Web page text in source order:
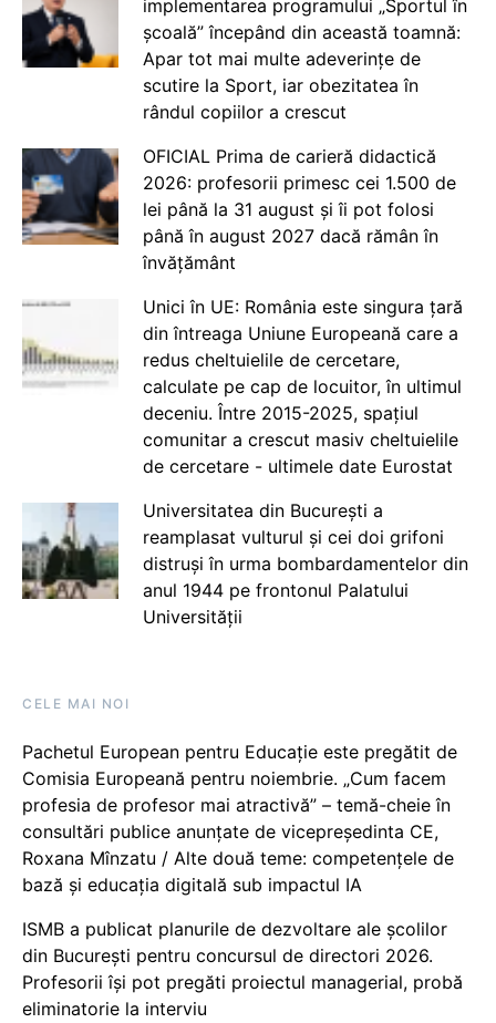
implementarea programului „Sportul în
școală” începând din această toamnă:
Apar tot mai multe adeverințe de
scutire la Sport, iar obezitatea în
rândul copiilor a crescut
OFICIAL Prima de carieră didactică
2026: profesorii primesc cei 1.500 de
lei până la 31 august și îi pot folosi
până în august 2027 dacă rămân în
învățământ
Unici în UE: România este singura țară
din întreaga Uniune Europeană care a
redus cheltuielile de cercetare,
calculate pe cap de locuitor, în ultimul
deceniu. Între 2015-2025, spațiul
comunitar a crescut masiv cheltuielile
de cercetare - ultimele date Eurostat
Universitatea din București a
reamplasat vulturul și cei doi grifoni
distruși în urma bombardamentelor din
anul 1944 pe frontonul Palatului
Universității
CELE MAI NOI
Pachetul European pentru Educație este pregătit de
Comisia Europeană pentru noiembrie. „Cum facem
profesia de profesor mai atractivă” – temă-cheie în
consultări publice anunțate de vicepreședinta CE,
Roxana Mînzatu / Alte două teme: competențele de
bază și educația digitală sub impactul IA
ISMB a publicat planurile de dezvoltare ale școlilor
din București pentru concursul de directori 2026.
Profesorii își pot pregăti proiectul managerial, probă
eliminatorie la interviu